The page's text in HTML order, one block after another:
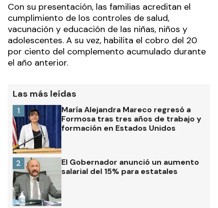
Con su presentación, las familias acreditan el
cumplimiento de los controles de salud,
vacunación y educación de las niñas, niños y
adolescentes. A su vez, habilita el cobro del 20
por ciento del complemento acumulado durante
el año anterior.
Las más leídas
María Alejandra Mareco regresó a
Formosa tras tres años de trabajo y
formación en Estados Unidos
1
El Gobernador anunció un aumento
salarial del 15% para estatales
2